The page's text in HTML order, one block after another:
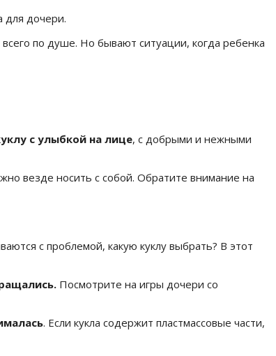
для дочери.
по душе. Но бывают ситуации, когда ребенка
с улыбкой на лице, с добрыми и нежными
везде носить с собой. Обратите внимание на
с проблемой, какую куклу выбрать? В этот
Посмотрите на игры дочери со
. Если кукла содержит пластмассовые части,